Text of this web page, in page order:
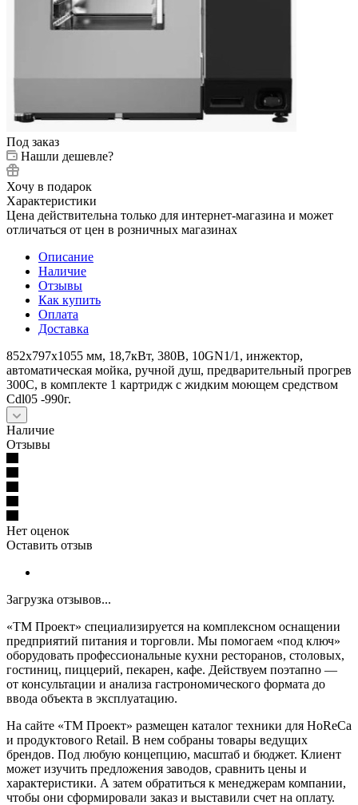
Под заказ
Нашли дешевле?
Хочу в подарок
Характеристики
Цена действительна только для интернет-магазина и может
отличаться от цен в розничных магазинах
Описание
Наличие
Отзывы
Как купить
Оплата
Доставка
852x797x1055 мм, 18,7кВт, 380В, 10GN1/1, инжектор,
автоматическая мойка, ручной душ, предварительный прогрев
300С, в комплекте 1 картридж с жидким моющем средством
Cdl05 -990г.
Наличие
Отзывы
Нет оценок
Оставить отзыв
Загрузка отзывов...
«ТМ Проект» специализируется на комплексном оснащении
предприятий питания и торговли. Мы помогаем «под ключ»
оборудовать профессиональные кухни ресторанов, столовых,
гостиниц, пиццерий, пекарен, кафе. Действуем поэтапно —
от консультации и анализа гастрономического формата до
ввода объекта в эксплуатацию.
На сайте «ТМ Проект» размещен каталог техники для HoReCa
и продуктового Retail. В нем собраны товары ведущих
брендов. Под любую концепцию, масштаб и бюджет. Клиент
может изучить предложения заводов, сравнить цены и
характеристики. А затем обратиться к менеджерам компании,
чтобы они сформировали заказ и выставили счет на оплату.